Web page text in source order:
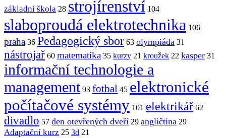
základní škola 28 strojírenství 104
slaboproudá elektrotechnika 106
praha 36 Pedagogický sbor 63 olympiáda 31
nástrojař 60 matematika 35 kurzy 21 kroužek 22 kasper 31
informační technologie a
management 93 fotbal 45 elektronické
počítačové systémy 101 elektrikář 62
divadlo 57 den otevřených dveří 29 angličtina 29
Adaptační kurz 25 3d 21